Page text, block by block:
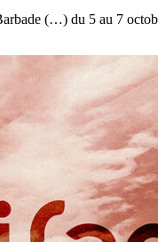
(…) du 5 au 7